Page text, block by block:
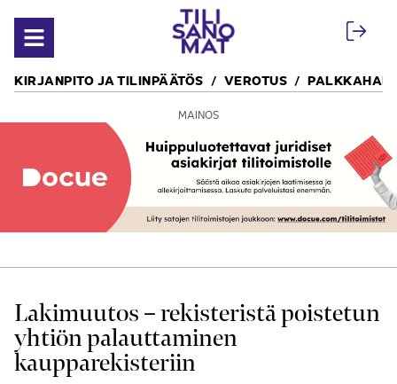
Avaa valikko
KIRJANPITO JA TILINPÄÄTÖS VEROTUS
MAINOS
Lakimuutos – rekisteristä poistetun
yhtiön palauttaminen
kaupparekisteriin